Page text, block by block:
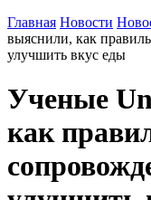
Главная Новости
выяснили, как
улучшить вкус еды
Ученые
как